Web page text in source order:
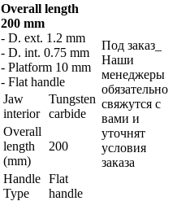
Overall length
200 mm
- D. ext. 1.2 mm
- D. int. 0.75 mm
- Platform 10 mm
- Flat handle
Jaw
interior
Tungsten
carbide
Overall
length
(mm)
200
Handle
Type
Flat
handle
Под заказ_
Наши
менеджеры
обязательно
свяжутся с
вами и
уточнят
условия
заказа